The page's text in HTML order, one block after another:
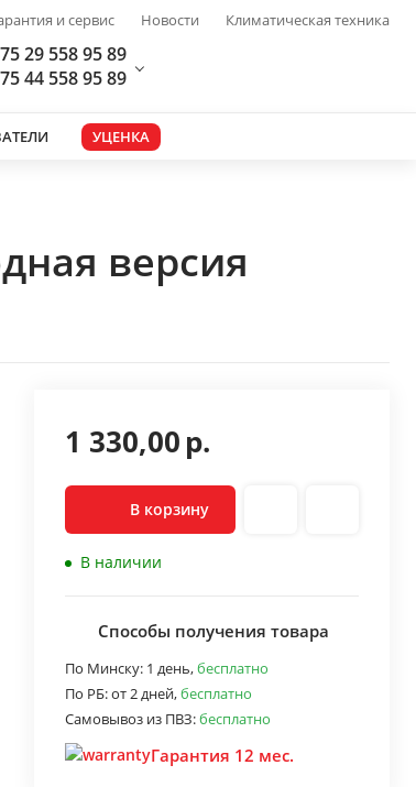
и сервис Новости Климатическая техника
29 558 95 89
44 558 95 89
УЦЕНКА
версия
1 330,00р.
В корзину
В наличии
Способы получения товара
По Минску: 1 день,бесплатно
По РБ:от 2 дней,бесплатно
Самовывоз из ПВЗ:бесплатно
Гарантия 12 мес.